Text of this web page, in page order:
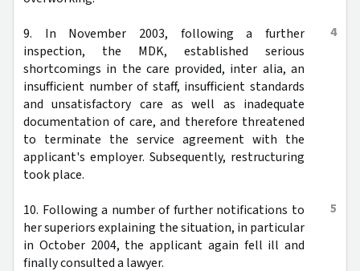
4
9. In November 2003, following a further
inspection, the MDK, established serious
shortcomings in the care provided, inter alia, an
insufficient number of staff, insufficient standards
and unsatisfactory care as well as inadequate
documentation of care, and therefore threatened
to terminate the service agreement with the
applicant's employer. Subsequently, restructuring
took place.
5
10. Following a number of further notifications to
her superiors explaining the situation, in particular
in October 2004, the applicant again fell ill and
finally consulted a lawyer.